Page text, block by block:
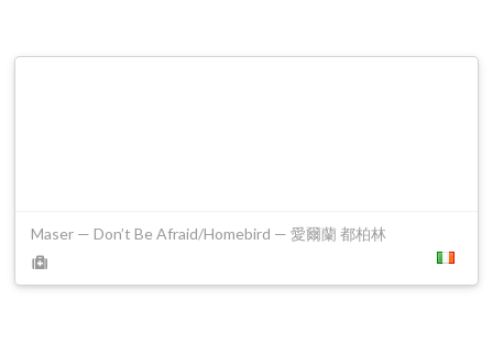
Maser — Don’t Be Afraid/Homebird — 愛爾蘭 都柏林